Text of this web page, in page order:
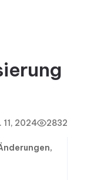
11, 2024 2832